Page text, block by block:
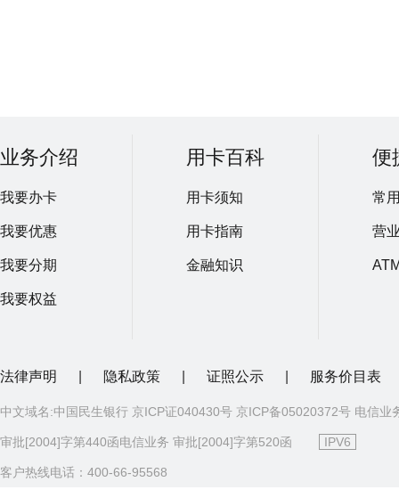
业务介绍
我要办卡
我要优惠
我要分期
我要权益
用卡百科
用卡须知
用卡指南
金融知识
便
常
营
法律声明 隐私政策 证照公示 服务价目表
中文域名:中国民生银行 京ICP证040430号 京ICP备05020372号 电信业
审批[2004]字第440函电信业务 审批[2004]字第520函 IPV6
客户热线电话：400-66-95568